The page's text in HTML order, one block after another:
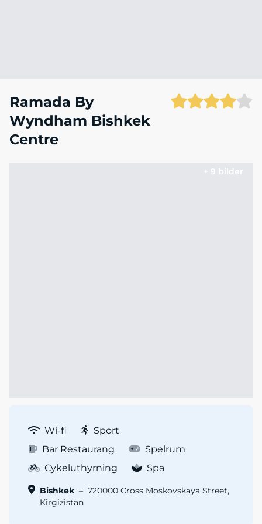
Ramada By
Wyndham Bishkek
Centre
+ 9 bilder
Wi-fi
Sport
Bar Restaurang
Spelrum
Cykeluthyrning
Spa
Bishkek – 720000 Cross Moskovskaya Street,
Kirgizistan